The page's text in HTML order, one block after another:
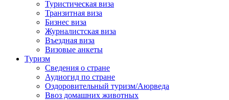
Туристическая виза
Транзитная виза
Бизнес виза
Журналистская виза
Въездная виза
Визовые анкеты
Туризм
Сведения о стране
Аудиогид по стране
Оздоровительный туризм/Аюрведа
Ввоз домашних животных